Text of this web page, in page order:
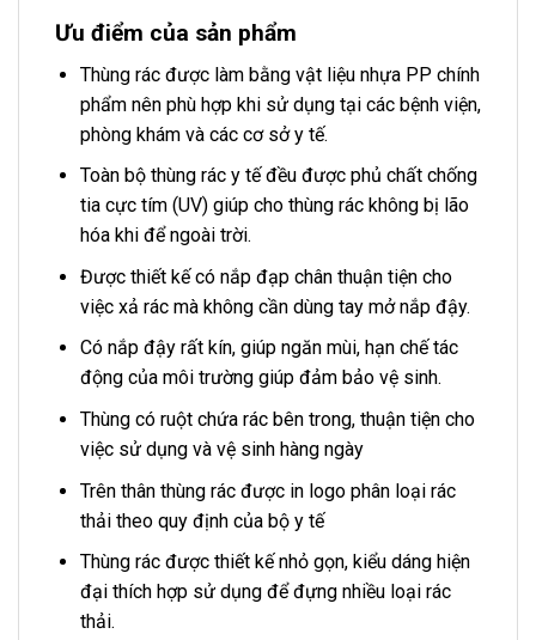
Ưu điểm của sản phẩm
Thùng rác được làm bằng vật liệu nhựa PP chính
phẩm nên phù hợp khi sử dụng tại các bệnh viện,
phòng khám và các cơ sở y tế.
Toàn bộ thùng rác y tế đều được phủ chất chống
tia cực tím (UV) giúp cho thùng rác không bị lão
hóa khi để ngoài trời.
Được thiết kế có nắp đạp chân thuận tiện cho
việc xả rác mà không cần dùng tay mở nắp đậy.
Có nắp đậy rất kín, giúp ngăn mùi, hạn chế tác
động của môi trường giúp đảm bảo vệ sinh.
Thùng có ruột chứa rác bên trong, thuận tiện cho
việc sử dụng và vệ sinh hàng ngày
Trên thân thùng rác được in logo phân loại rác
thải theo quy định của bộ y tế
Thùng rác được thiết kế nhỏ gọn, kiểu dáng hiện
đại thích hợp sử dụng để đựng nhiều loại rác
thải.